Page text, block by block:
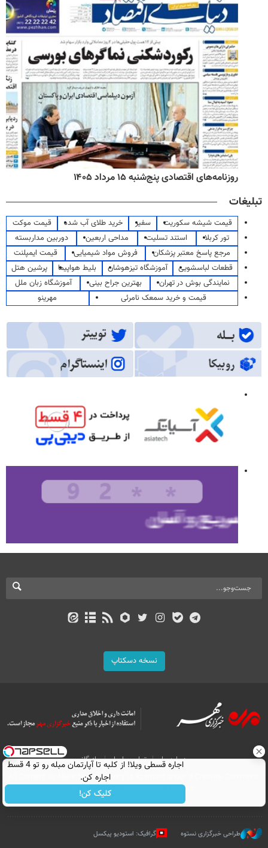
روزنامه‌های اقتصادی پنج‌شنبه ۱۵ مرداد ۱۴۰۵
تبلیغات
قیمت شیشه سکوریت سفیر خرید طلای آب شده
قیمت موکت
تور کربلا
استند تسلیت مداحی اربعین
دوربین مداربسته
مرجع پاسخ معتبر پزشکان
فروش مواد شیمیایی
قیمت ایمپلنت
قطعات لباسشویی
آموزشگاه تیزهوشان بلیط هواپیما
پرشین هتل
نمایندگی بوش در تهران
بهترین جراح بینی
آموزشگاه زبان ملل
قیمت و خرید سمعک نامرئی
مهرینو
نسخه دسکتاپ
درباره ما تماس با ما
بازرگانی
All Content by Mehr News Agency is licensed under a Creative Commons
Attribution 4.0 International License.
طراحی خبرگزاری نستوه گرافیک: استودیو پیکسل
اجاره‌ قسطی ویلا! از کلبه تا آپارتمان مبله رو تو 4 قسط
اجاره کن.
کلیک کن!